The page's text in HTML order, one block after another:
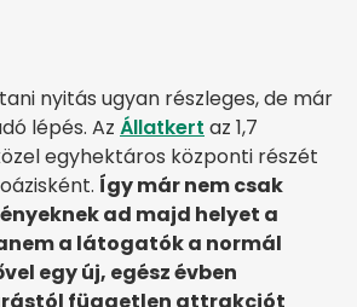
nyitás ugyan részleges, de már
lépés. Az Állatkert az 1,7
egyhektáros központi részét
Így már nem csak
ad majd helyet a
a látogatók a normál
egy új, egész évben
független attrakciót